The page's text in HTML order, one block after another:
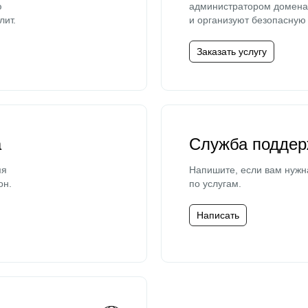
администратором
и организуют безопасную
Заказать услугу
Служба
Напишите, если вам
по услугам.
Написать